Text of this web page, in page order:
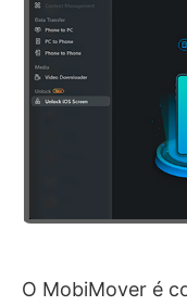
O MobiMover é